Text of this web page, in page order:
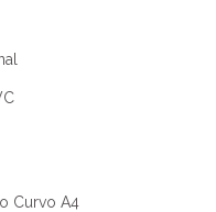
Curvo A4